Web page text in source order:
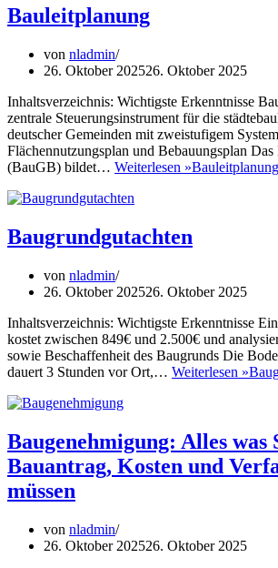
Bauleitplanung
von nladmin
26. Oktober 202526. Oktober 2025
Inhaltsverzeichnis: Wichtigste Erkenntnisse
zentrale Steuerungsinstrument für die
deutscher Gemeinden mit zweistufigem
Flächennutzungsplan und Bebauungsplan Das
(BauGB) bildet… Weiterlesen »Bauleitplanung
Baugrundgutachten
von nladmin
26. Oktober 202526. Oktober 2025
Inhaltsverzeichnis: Wichtigste Erkenntnisse
kostet zwischen 849€ und 2.500€ und
sowie Beschaffenheit des Baugrunds Die
dauert 3 Stunden vor Ort,… Weiterlesen »
Baugenehmigung: Alles was
Bauantrag, Kosten und
müssen
von nladmin
26. Oktober 202526. Oktober 2025